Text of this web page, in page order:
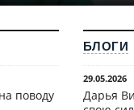
поводу
БЛОГИ
29.05.2026
Дарья